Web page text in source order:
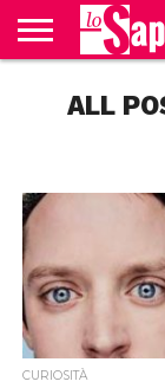
BENESSERE
GOSSIP
PRODOTTI
AMAZON
NEWS
CASA E
CUCINA
ALL
CURIOSITÀ